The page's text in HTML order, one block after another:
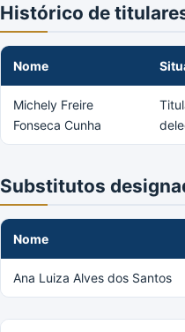
Histórico de
Nome
Michely Freire
Fonseca Cunha
Substitutos
Nome
Ana Luiza Alves dos Santos